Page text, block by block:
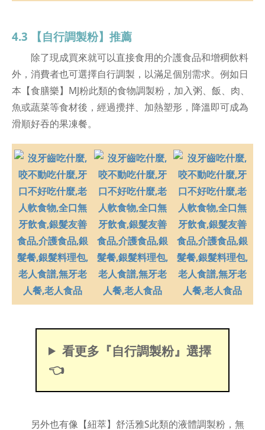
4.3 【自行調製粉】推薦
除了現成買來就可以直接食用的介護食品和增稠飲料
外，消費者也可選擇自行調製，以滿足個別需求。例如日
本【食膳樂】MJ粉此類的食物調製粉，加入粥、飯、肉、
魚或蔬菜等食材後，經過攪拌、加熱塑形，降溫即可成為
滑順好吞的果凍餐。
看更多『自行調製粉』選擇
👈
另外也有像【紐萃】舒活雅S此類的液體調製粉，無